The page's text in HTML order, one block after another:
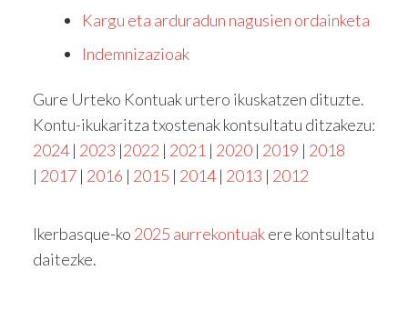
Kargu eta arduradun nagusien ordainketa
Indemnizazioak
Gure Urteko Kontuak urtero ikuskatzen dituzte.
Kontu-ikukaritza txostenak kontsultatu ditzakezu:
2024| 2023 |2022 | 2021 | 2020 | 2019 | 2018
| 2017 | 2016 | 2015 | 2014| 2013 | 2012
Ikerbasque-ko 2025 aurrekontuakere kontsultatu
daitezke.